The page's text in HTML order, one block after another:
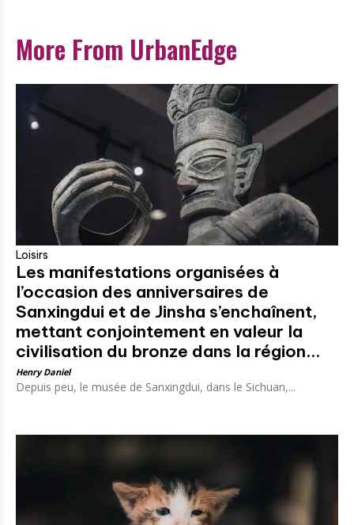
More From UrbanEdge
Loisirs
Les manifestations organisées à
l’occasion des anniversaires de
Sanxingdui et de Jinsha s’enchaînent,
mettant conjointement en valeur la
civilisation du bronze dans la région...
Henry Daniel
Depuis peu, le musée de Sanxingdui, dans le Sichuan,...